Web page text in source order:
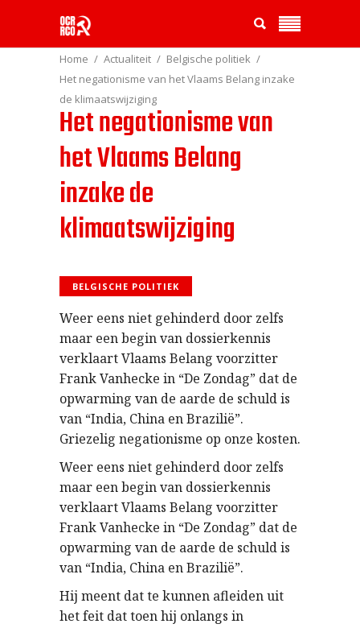
Home Actualiteit
Belgische politiek
Het negationisme van het Vlaams Belang inzake
de klimaatswijziging
Het negationisme van
het Vlaams Belang
inzake de
klimaatswijziging
BELGISCHE POLITIEK
Weer eens niet gehinderd door zelfs
maar een begin van dossierkennis
verklaart Vlaams Belang voorzitter
Frank Vanhecke in “De Zondag” dat de
opwarming van de aarde de schuld is
van “India, China en Brazilië”.
Griezelig negationisme op onze kosten.
Weer eens niet gehinderd door zelfs
maar een begin van dossierkennis
verklaart Vlaams Belang voorzitter
Frank Vanhecke in “De Zondag” dat de
opwarming van de aarde de schuld is
van “India, China en Brazilië”.
Hij meent dat te kunnen afleiden uit
het feit dat toen hij onlangs in